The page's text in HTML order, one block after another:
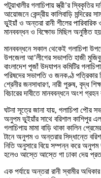
পটুয়াখালীর গলাচিপায় স্ত্রী’র স্বিকৃতির
আয়োজনে কেন্দ্রীয় কালিবাড়ি মন্দিরের
ভূূইয়াঁ ও অন্তরা রানী শীলের পারিবারিক
মানববন্ধন ও বিক্ষোভ মিছিল অনুষ্ঠিত
মানববন্ধনে সকাল থেকেই গলাচিপা
উপজেলা আ’লীগের সভাপতি হাজী
বাংলাদেশ পূজাঁ উদযাপন কমিটির
পরিষদের সভাপতি ও জনকণ্ঠ পত্রিকার
শ্রেনীর জনসাধারণ, নারী পুরুষ, বৃদ্ধ
বিচারের দাবীতে মানববন্ধনে অংশ
ঘটনা সূত্রে জানা যায়, গলাচিপা পৌর
অনুপম ভূূইয়াঁর সাথে বরিশাল কাশিপুর
গলাচিপায় মামা বাড়ি থাকা কালিন
টানে অনুপম ও অন্তরার সিদ্ধান্তে
নিতি অনুসারে বিয়ে সম্পন্ন করে অনুপম
হলেও আস্তে আস্তে গা ঢাকা দেয়
এক পর্যায়ে অন্তরা রানী স্বামীর